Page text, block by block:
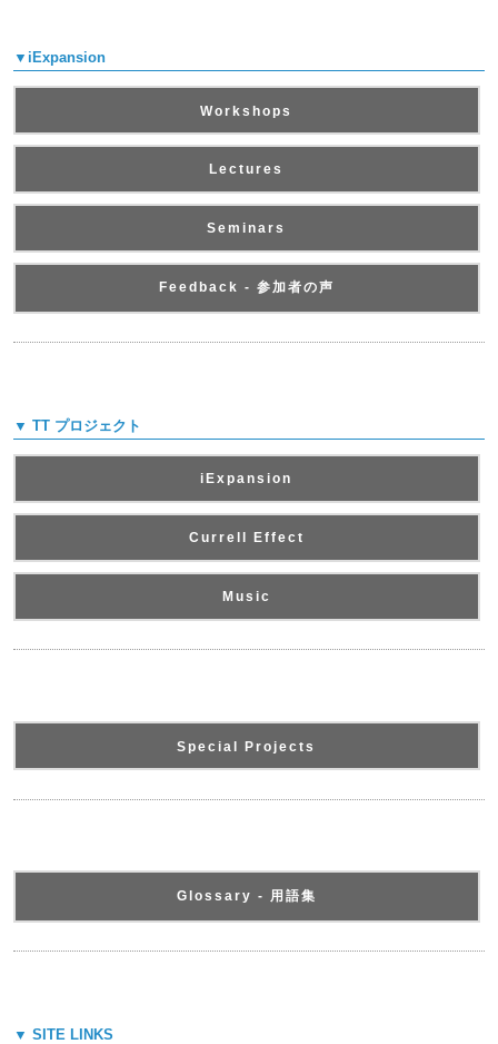
▼iExpansion
Workshops
Lectures
Seminars
Feedback - 参加者の声
▼ TT プロジェクト
iExpansion
Currell Effect
Music
Special Projects
Glossary - 用語集
▼ SITE LINKS